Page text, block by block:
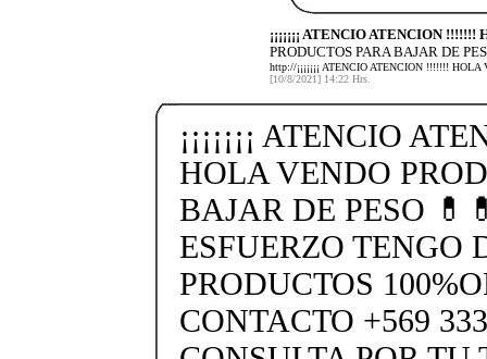
¡¡¡¡¡¡¡ ATENCIO ATENCION
PRODUCTOS PARA BAJAR DE
http://¡¡¡¡¡¡¡ ATENCIO ATENCION !!!!!!!
[10/8/2021] 14:22 Hrs.
¡¡¡¡¡¡¡ ATENCIO
HOLA VENDO
BAJAR DE PESO
ESFUERZO TENGO
PRODUCTOS
CONTACTO +569